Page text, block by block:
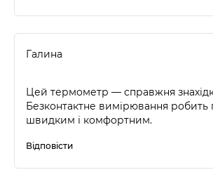
Галина
Цей термометр — справжня
Безконтактне вимірювання робить
швидким і комфортним.
Відповісти